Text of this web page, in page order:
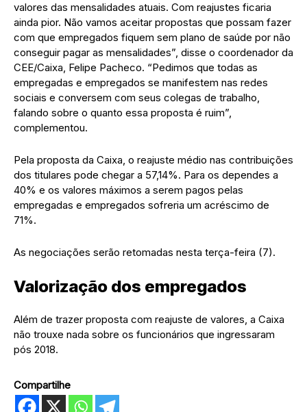
valores das mensalidades atuais. Com reajustes ficaria
ainda pior. Não vamos aceitar propostas que possam fazer
com que empregados fiquem sem plano de saúde por não
conseguir pagar as mensalidades”, disse o coordenador da
CEE/Caixa, Felipe Pacheco. “Pedimos que todas as
empregadas e empregados se manifestem nas redes
sociais e conversem com seus colegas de trabalho,
falando sobre o quanto essa proposta é ruim”,
complementou.
Pela proposta da Caixa, o reajuste médio nas contribuições
dos titulares pode chegar a 57,14%. Para os dependes a
40% e os valores máximos a serem pagos pelas
empregadas e empregados sofreria um acréscimo de
71%.
As negociações serão retomadas nesta terça-feira (7).
Valorização dos empregados
Além de trazer proposta com reajuste de valores, a Caixa
não trouxe nada sobre os funcionários que ingressaram
pós 2018.
Compartilhe